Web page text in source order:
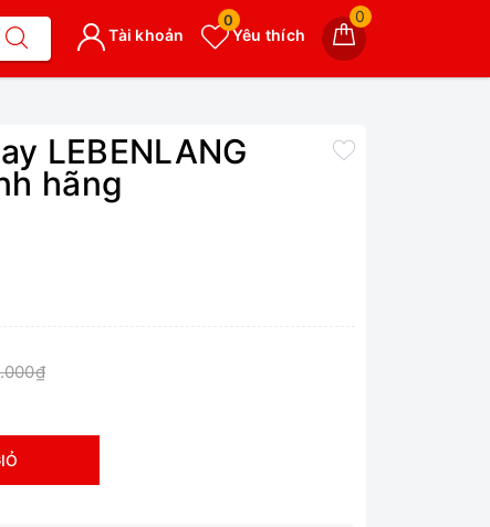
0
Yêu thích
0
Tài khoản
LEBENLANG
hãng